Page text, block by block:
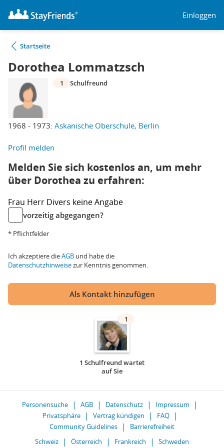
Einloggen
Startseite
Dorothea Lommatzsch
1968 - 1973: Askanische Oberschule, Berlin
1 Schulfreund
Profil melden
Melden Sie sich kostenlos an, um mehr
über Dorothea zu erfahren:
Frau Herr Divers keine Angabe
vorzeitig abgegangen?
* Pflichtfelder
Ich akzeptiere dieAGB und habe die
Datenschutzhinweisezur Kenntnis genommen.
Als Kontakt hinzufügen
1
1 Schulfreund wartet
auf Sie
Personensuche AGB Datenschutz
Impressum
Privatsphäre
Vertrag kündigen
FAQ
Community Guidelines
Barrierefreiheit
Schweiz
Österreich Frankreich Schweden